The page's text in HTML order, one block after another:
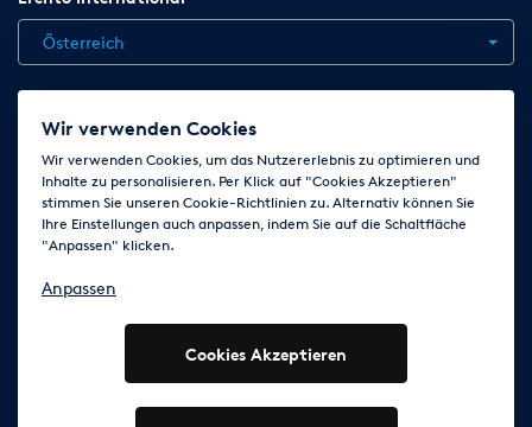
Österreich
Jobs Kontakt News
AGB
Impressum Cookie-Einstellungen ändern
Folge uns auf
© 2003 - 2026 Erento Campanda GmbH - Alle Rechte
vorbehalten
Wir verwenden Cookies
Wir verwenden Cookies, um das Nutzererlebnis zu optimieren und
Inhalte zu personalisieren. Per Klick auf "Cookies Akzeptieren"
stimmen Sie unseren Cookie-Richtlinien zu. Alternativ können Sie
Ihre Einstellungen auch anpassen, indem Sie auf die Schaltfläche
"Anpassen" klicken.
Anpassen
Cookies Akzeptieren